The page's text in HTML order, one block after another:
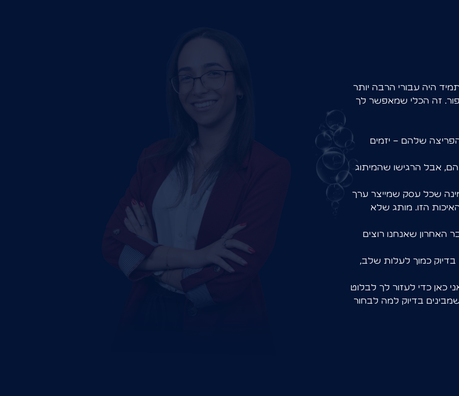
מיד היה עבורי הרבה יותר
ור. זה הכלי שמאפשר לך
פריצה שלהם – יזמים
הם, אבל הרגישו שהמיתוג
ינה שכל עסק שמייצר ערך
איכות הזו. מותג שלא
ר האחרון שאנחנו רוצים
בדיוק כמוך לעלות שלב,
ני כאן כדי לעזור לך לבלוט
מבינים בדיוק למה לבחור